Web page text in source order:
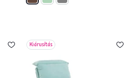
Kiárusítás